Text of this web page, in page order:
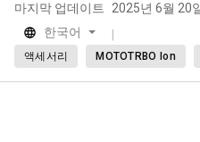
마지막 업데이트 2025년 6월 20
한국어
액세서리 MOTOTRBO Ion